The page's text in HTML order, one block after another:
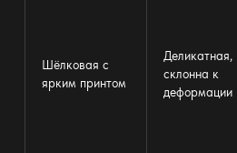
Шёлковая с
ярким принтом
Деликатная,
склонна к
деформации